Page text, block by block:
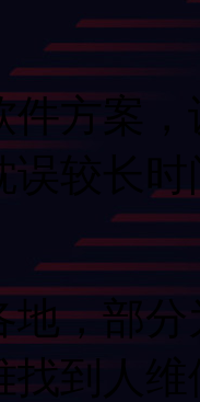
方案
误较长
，部
难找到人